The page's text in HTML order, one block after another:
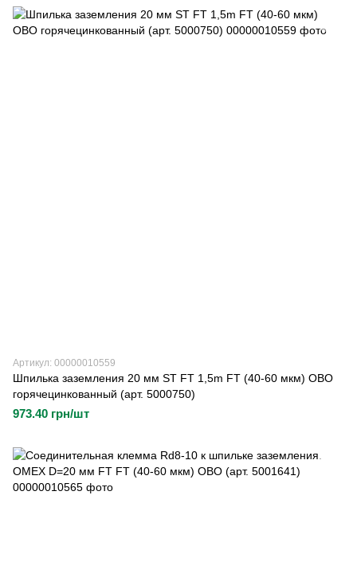
Артикул: 00000010559
Шпилька заземления 20 мм ST FT 1,5m FT (40-60 мкм) OBO
горячецинкованный (арт. 5000750)
973.40 грн/шт